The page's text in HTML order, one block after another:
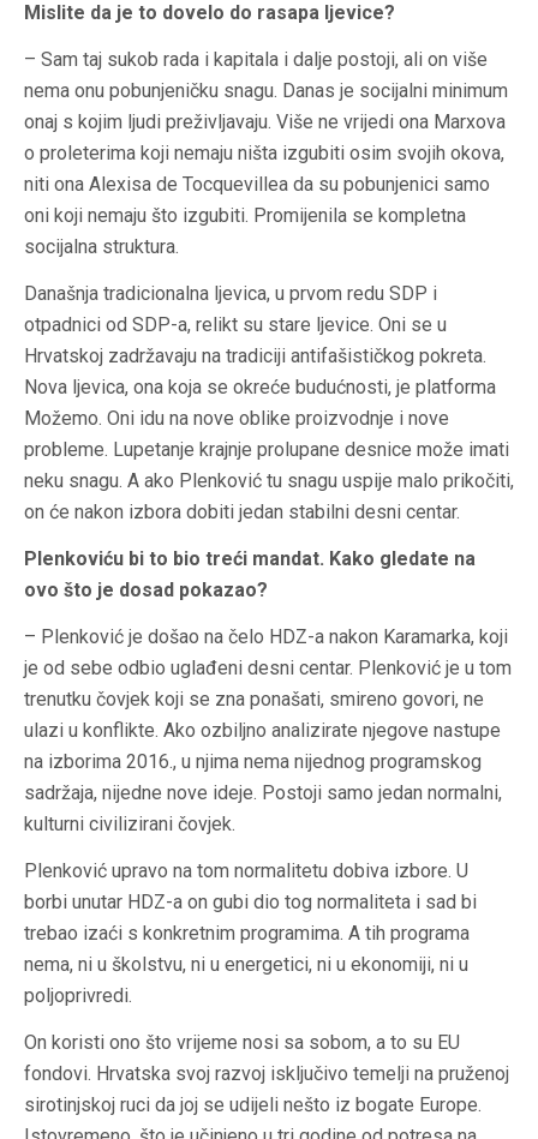
Mislite da je to dovelo do rasapa ljevice?
– Sam taj sukob rada i kapitala i dalje postoji, ali on više
nema onu pobunjeničku snagu. Danas je socijalni minimum
onaj s kojim ljudi preživljavaju. Više ne vrijedi ona Marxova
o proleterima koji nemaju ništa izgubiti osim svojih okova,
niti ona Alexisa de Tocquevillea da su pobunjenici samo
oni koji nemaju što izgubiti. Promijenila se kompletna
socijalna struktura.
Današnja tradicionalna ljevica, u prvom redu SDP i
otpadnici od SDP-a, relikt su stare ljevice. Oni se u
Hrvatskoj zadržavaju na tradiciji antifašističkog pokreta.
Nova ljevica, ona koja se okreće budućnosti, je platforma
Možemo. Oni idu na nove oblike proizvodnje i nove
probleme. Lupetanje krajnje prolupane desnice može imati
neku snagu. A ako Plenković tu snagu uspije malo prikočiti,
on će nakon izbora dobiti jedan stabilni desni centar.
Plenkoviću bi to bio treći mandat. Kako gledate na
ovo što je dosad pokazao?
– Plenković je došao na čelo HDZ-a nakon Karamarka, koji
je od sebe odbio uglađeni desni centar. Plenković je u tom
trenutku čovjek koji se zna ponašati, smireno govori, ne
ulazi u konflikte. Ako ozbiljno analizirate njegove nastupe
na izborima 2016., u njima nema nijednog programskog
sadržaja, nijedne nove ideje. Postoji samo jedan normalni,
kulturni civilizirani čovjek.
Plenković upravo na tom normalitetu dobiva izbore. U
borbi unutar HDZ-a on gubi dio tog normaliteta i sad bi
trebao izaći s konkretnim programima. A tih programa
nema, ni u školstvu, ni u energetici, ni u ekonomiji, ni u
poljoprivredi.
On koristi ono što vrijeme nosi sa sobom, a to su EU
fondovi. Hrvatska svoj razvoj isključivo temelji na pruženoj
sirotinjskoj ruci da joj se udijeli nešto iz bogate Europe.